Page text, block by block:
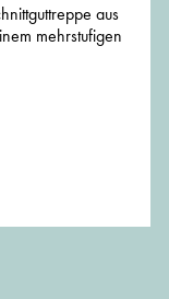
aus
mehrstufigen